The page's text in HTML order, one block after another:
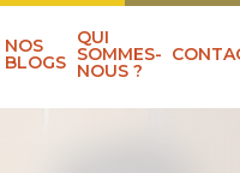
NOS
BLOGS
QUI
SOMMES-
NOUS ?